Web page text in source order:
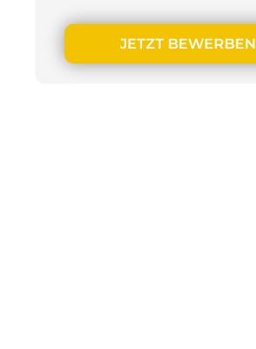
JETZT BEWERBEN